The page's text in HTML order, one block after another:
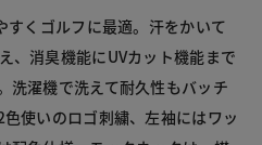
くゴルフに最適。汗をかいて
、消臭機能にUVカット機能まで
洗濯機で洗えて耐久性もバッチ
使いのロゴ刺繍、左袖にはワッ